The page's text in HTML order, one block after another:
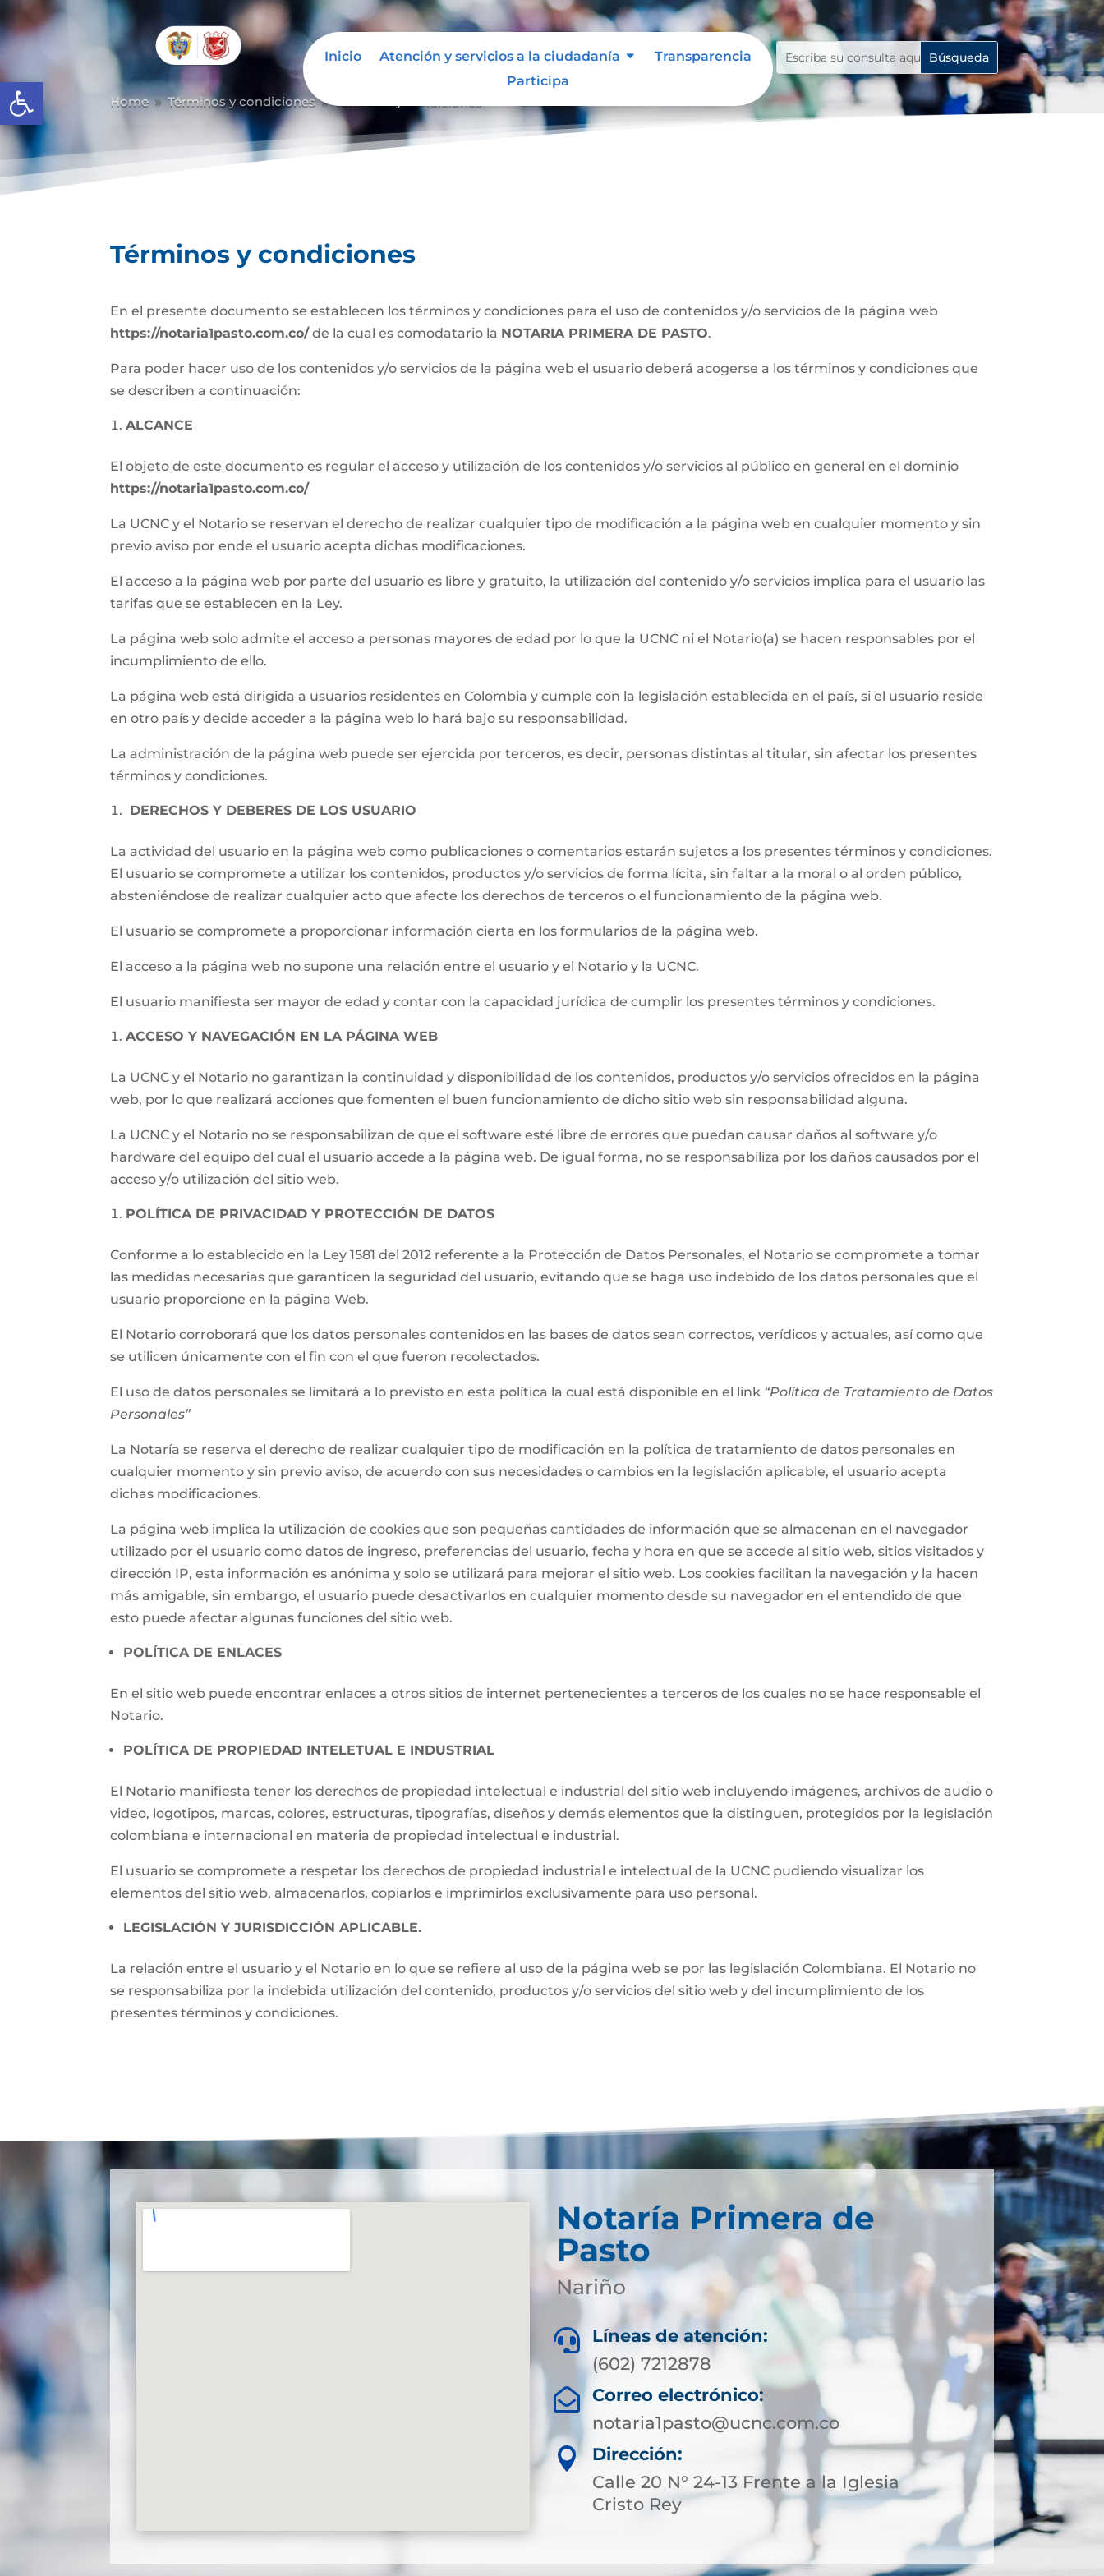
Abrir barra de herramientas
Inicio Atención y servicios a la ciudadanía
Transparencia
Participa
Home 9 Términos y condiciones 9
Términos y condiciones
En el presente documento se establecen los términos y condiciones para el uso de contenidos y/o servicios de la página web
https://notaria1pasto.com.co/de la cual es comodatario la NOTARIA PRIMERA DE PASTO.
Para poder hacer uso de los contenidos y/o servicios de la página web el usuario deberá acogerse a los términos y condiciones que
se describen a continuación:
ALCANCE
El objeto de este documento es regular el acceso y utilización de los contenidos y/o servicios al público en general en el dominio
https://notaria1pasto.com.co/
La UCNC y el Notario se reservan el derecho de realizar cualquier tipo de modificación a la página web en cualquier momento y sin
previo aviso por ende el usuario acepta dichas modificaciones.
El acceso a la página web por parte del usuario es libre y gratuito, la utilización del contenido y/o servicios implica para el usuario las
tarifas que se establecen en la Ley.
La página web solo admite el acceso a personas mayores de edad por lo que la UCNC ni el Notario(a) se hacen responsables por el
incumplimiento de ello.
La página web está dirigida a usuarios residentes en Colombia y cumple con la legislación establecida en el país, si el usuario reside
en otro país y decide acceder a la página web lo hará bajo su responsabilidad.
La administración de la página web puede ser ejercida por terceros, es decir, personas distintas al titular, sin afectar los presentes
términos y condiciones.
DERECHOS Y DEBERES DE LOS USUARIO
La actividad del usuario en la página web como publicaciones o comentarios estarán sujetos a los presentes términos y condiciones.
El usuario se compromete a utilizar los contenidos, productos y/o servicios de forma lícita, sin faltar a la moral o al orden público,
absteniéndose de realizar cualquier acto que afecte los derechos de terceros o el funcionamiento de la página web.
El usuario se compromete a proporcionar información cierta en los formularios de la página web.
El acceso a la página web no supone una relación entre el usuario y el Notario y la UCNC.
El usuario manifiesta ser mayor de edad y contar con la capacidad jurídica de cumplir los presentes términos y condiciones.
ACCESO Y NAVEGACIÓN EN LA PÁGINA WEB
La UCNC y el Notario no garantizan la continuidad y disponibilidad de los contenidos, productos y/o servicios ofrecidos en la página
web, por lo que realizará acciones que fomenten el buen funcionamiento de dicho sitio web sin responsabilidad alguna.
La UCNC y el Notario no se responsabilizan de que el software esté libre de errores que puedan causar daños al software y/o
hardware del equipo del cual el usuario accede a la página web. De igual forma, no se responsabiliza por los daños causados por el
acceso y/o utilización del sitio web.
POLÍTICA DE PRIVACIDAD Y PROTECCIÓN DE DATOS
Conforme a lo establecido en la Ley 1581 del 2012 referente a la Protección de Datos Personales, el Notario se compromete a tomar
las medidas necesarias que garanticen la seguridad del usuario, evitando que se haga uso indebido de los datos personales que el
usuario proporcione en la página Web.
El Notario corroborará que los datos personales contenidos en las bases de datos sean correctos, verídicos y actuales, así como que
se utilicen únicamente con el fin con el que fueron recolectados.
El uso de datos personales se limitará a lo previsto en esta política la cual está disponible en el link “Política de Tratamiento de Datos
Personales”
La Notaría se reserva el derecho de realizar cualquier tipo de modificación en la política de tratamiento de datos personales en
cualquier momento y sin previo aviso, de acuerdo con sus necesidades o cambios en la legislación aplicable, el usuario acepta
dichas modificaciones.
La página web implica la utilización de cookies que son pequeñas cantidades de información que se almacenan en el navegador
utilizado por el usuario como datos de ingreso, preferencias del usuario, fecha y hora en que se accede al sitio web, sitios visitados y
dirección IP, esta información es anónima y solo se utilizará para mejorar el sitio web. Los cookies facilitan la navegación y la hacen
más amigable, sin embargo, el usuario puede desactivarlos en cualquier momento desde su navegador en el entendido de que
esto puede afectar algunas funciones del sitio web.
POLÍTICA DE ENLACES
En el sitio web puede encontrar enlaces a otros sitios de internet pertenecientes a terceros de los cuales no se hace responsable el
Notario.
POLÍTICA DE PROPIEDAD INTELETUAL E INDUSTRIAL
El Notario manifiesta tener los derechos de propiedad intelectual e industrial del sitio web incluyendo imágenes, archivos de audio o
video, logotipos, marcas, colores, estructuras, tipografías, diseños y demás elementos que la distinguen, protegidos por la legislación
colombiana e internacional en materia de propiedad intelectual e industrial.
El usuario se compromete a respetar los derechos de propiedad industrial e intelectual de la UCNC pudiendo visualizar los
elementos del sitio web, almacenarlos, copiarlos e imprimirlos exclusivamente para uso personal.
LEGISLACIÓN Y JURISDICCIÓN APLICABLE.
La relación entre el usuario y el Notario en lo que se refiere al uso de la página web se por las legislación Colombiana. El Notario no
se responsabiliza por la indebida utilización del contenido, productos y/o servicios del sitio web y del incumplimiento de los
presentes términos y condiciones.
Notaría Primera de
Pasto
Nariño

Líneas de atención:
(602) 7212878

Correo electrónico:
notaria1pasto@ucnc.com.co

Dirección:
Calle 20 N° 24-13 Frente a la Iglesia
Cristo Rey